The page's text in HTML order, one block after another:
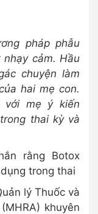
pháp phẫu
cảm. Hầu
chuyện làm
hai mẹ con.
với mẹ ý kiến
thai kỳ và
rằng Botox
trong thai
lý Thuốc và
khuyên